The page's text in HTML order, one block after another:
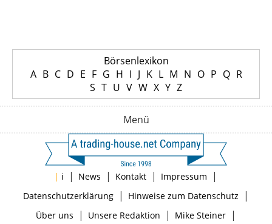
Börsenlexikon
A B C D E F G H I J K L M N O P Q R
S T U V W X Y Z
Menü
| i | News | Kontakt | Impressum |
Datenschutzerklärung| Hinweise zum Datenschutz |
Über uns | Unsere Redaktion | Mike Steiner|